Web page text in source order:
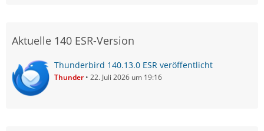
Aktuelle 140 ESR-Version
Thunderbird 140.13.0 ESR veröffentlicht
Thunder 22. Juli 2026 um 19:16